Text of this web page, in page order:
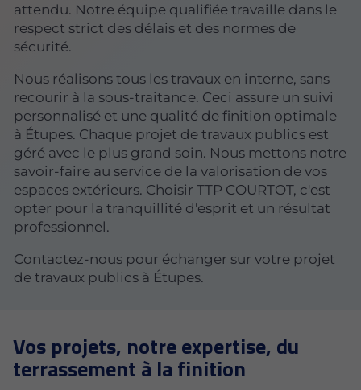
attendu. Notre équipe qualifiée travaille dans le
respect strict des délais et des normes de
sécurité.
Nous réalisons tous les travaux en interne, sans
recourir à la sous-traitance. Ceci assure un suivi
personnalisé et une qualité de finition optimale
à Étupes. Chaque projet de travaux publics est
géré avec le plus grand soin. Nous mettons notre
savoir-faire au service de la valorisation de vos
espaces extérieurs. Choisir TTP COURTOT, c'est
opter pour la tranquillité d'esprit et un résultat
professionnel.
Contactez-nous pour échanger sur votre projet
de travaux publics à Étupes.
Vos projets, notre expertise, du
terrassement à la finition